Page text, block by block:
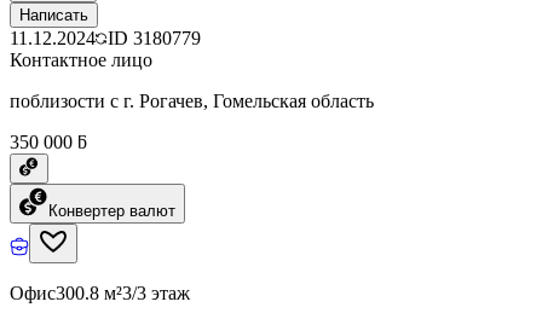
Написать
11.12.2024 ID 3180779
Контактное лицо
поблизости с г. Рогачев, Гомельская область
350 000 ƃ
Конвертер валют
Офис300.8 м²3/3 этаж